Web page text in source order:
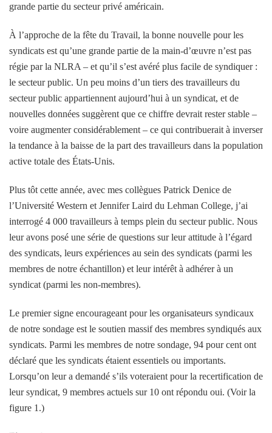
grande partie du secteur privé américain.
À l’approche de la fête du Travail, la bonne nouvelle pour les
syndicats est qu’une grande partie de la main-d’œuvre n’est pas
régie par la NLRA – et qu’il s’est avéré plus facile de syndiquer :
le secteur public. Un peu moins d’un tiers des travailleurs du
secteur public appartiennent aujourd’hui à un syndicat, et de
nouvelles données suggèrent que ce chiffre devrait rester stable –
voire augmenter considérablement – ​​ce qui contribuerait à inverser
la tendance à la baisse de la part des travailleurs dans la population
active totale des États-Unis.
Plus tôt cette année, avec mes collègues Patrick Denice de
l’Université Western et Jennifer Laird du Lehman College, j’ai
interrogé 4 000 travailleurs à temps plein du secteur public. Nous
leur avons posé une série de questions sur leur attitude à l’égard
des syndicats, leurs expériences au sein des syndicats (parmi les
membres de notre échantillon) et leur intérêt à adhérer à un
syndicat (parmi les non-membres).
Le premier signe encourageant pour les organisateurs syndicaux
de notre sondage est le soutien massif des membres syndiqués aux
syndicats. Parmi les membres de notre sondage, 94 pour cent ont
déclaré que les syndicats étaient essentiels ou importants.
Lorsqu’on leur a demandé s’ils voteraient pour la recertification de
leur syndicat, 9 membres actuels sur 10 ont répondu oui. (Voir la
figure 1.)